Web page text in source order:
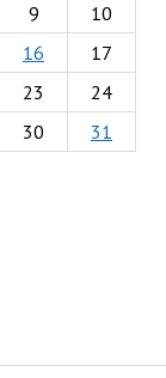
9
10
16
17
23
24
30 31